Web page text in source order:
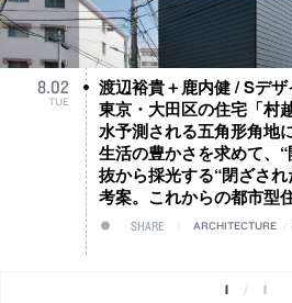
8.02
TUE
渡辺裕貴＋鹿内健 / Sデザ
東京・大田区の住宅「村
水予測される五角形角地
生活の豊かさを求めて、
抜から採光する“閉ざさ
考案。これからの都市型
SHARE ARCHITECTURE
1 1